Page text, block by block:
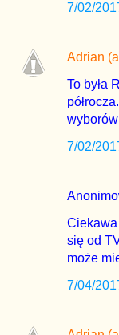
7/02/
Adrian
To była
7/02/
Ciekawa
się od
może
7/04/